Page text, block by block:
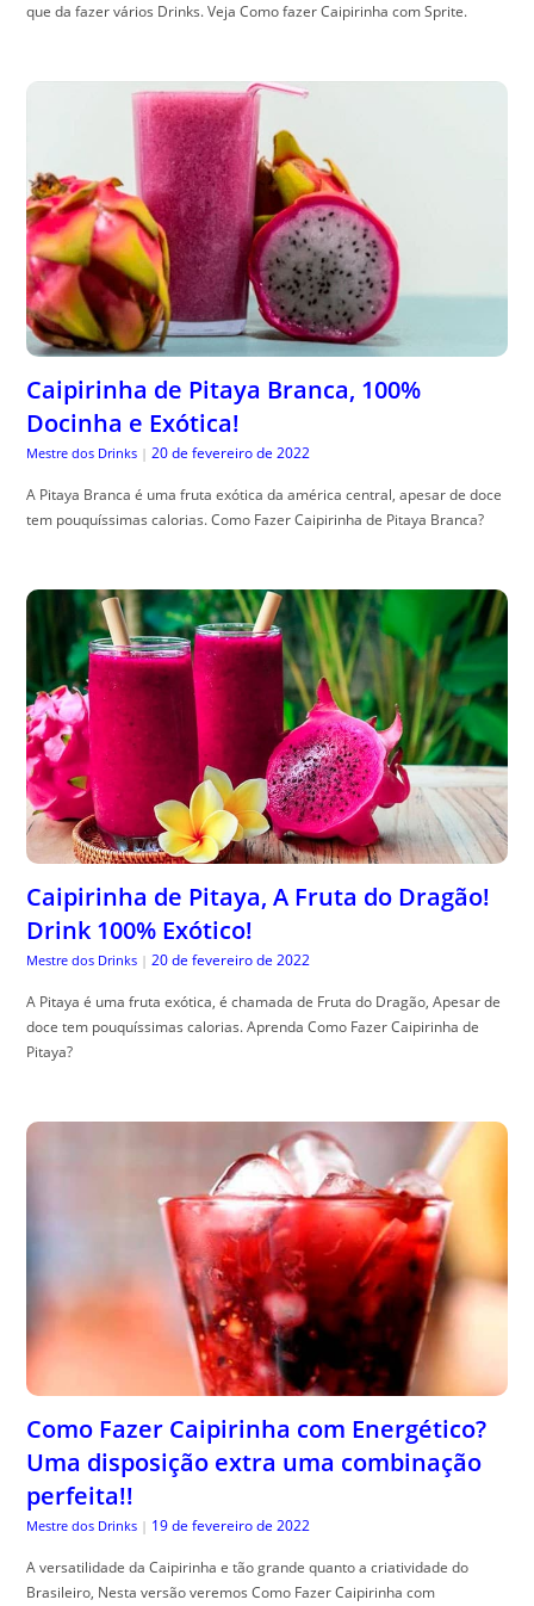
que da fazer vários Drinks. Veja Como fazer Caipirinha com Sprite.
Caipirinha de Pitaya Branca, 100%
Docinha e Exótica!
Mestre dos Drinks | 20 de fevereiro de 2022
A Pitaya Branca é uma fruta exótica da américa central, apesar de doce
tem pouquíssimas calorias. Como Fazer Caipirinha de Pitaya Branca?
Caipirinha de Pitaya, A Fruta do Dragão!
Drink 100% Exótico!
Mestre dos Drinks | 20 de fevereiro de 2022
A Pitaya é uma fruta exótica, é chamada de Fruta do Dragão, Apesar de
doce tem pouquíssimas calorias. Aprenda Como Fazer Caipirinha de
Pitaya?
Como Fazer Caipirinha com Energético?
Uma disposição extra uma combinação
perfeita!!
Mestre dos Drinks | 19 de fevereiro de 2022
A versatilidade da Caipirinha e tão grande quanto a criatividade do
Brasileiro, Nesta versão veremos Como Fazer Caipirinha com